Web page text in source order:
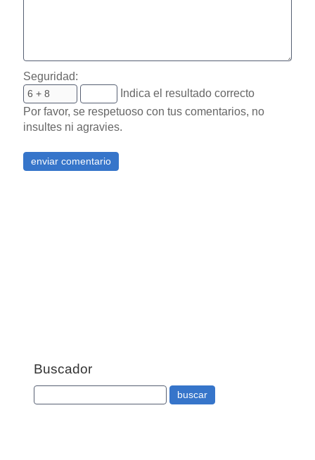
Seguridad:
Indica el resultado correcto
Por favor, se respetuoso con tus comentarios, no
insultes ni agravies.
Buscador